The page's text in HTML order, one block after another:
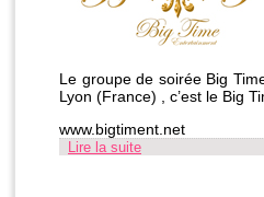
Le groupe de soirée Big
Lyon (France) , c’est le Big
www.bigtiment.net
Lire la suite